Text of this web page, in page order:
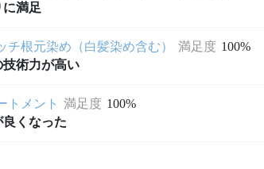
満足
チ根元染め（白髪染め含む） 満足度 100%
技術力が高い
トメント 満足度 100%
くなった